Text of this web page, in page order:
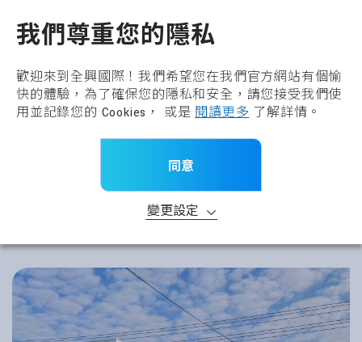
我們尊重您的隱私
歡迎來到全興國際！我們希望您在我們官方網站有個愉
快的體驗，為了確保您的隱私和安全，請您接受我們使
用並記錄您的 Cookies， 或是 閱讀更多 了解詳情。
同意
變更設定